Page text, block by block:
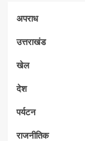
अपराध
उत्तराखंड
खेल
देश
पर्यटन
राजनीतिक